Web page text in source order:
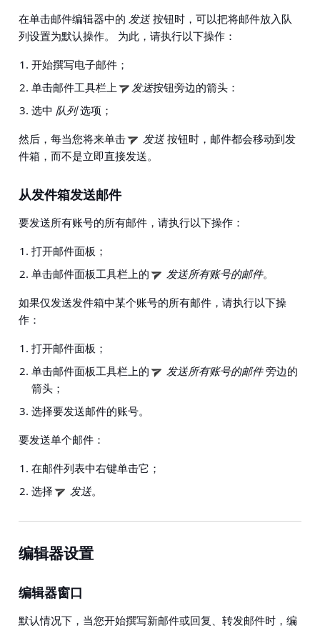
在单击邮件编辑器中的 发送 按钮时，可以把将邮件放入队
列设置为默认操作。 为此，请执行以下操作：
开始撰写电子邮件；
单击邮件工具栏上
发送按钮旁边的箭头：
选中 队列选项；
然后，每当您将来单击
发送 按钮时，邮件都会移动到发
件箱，而不是立即直接发送。
从发件箱发送邮件
要发送所有账号的所有邮件，请执行以下操作：
打开邮件面板；
单击邮件面板工具栏上的
发送所有账号的邮件。
如果仅发送发件箱中某个账号的所有邮件，请执行以下操
作：
打开邮件面板；
单击邮件面板工具栏上的
发送所有账号的邮件旁边的
箭头；
选择要发送邮件的账号。
要发送单个邮件：
在邮件列表中右键单击它；
选择
发送。
编辑器设置
编辑器窗口
默认情况下，当您开始撰写新邮件或回复、转发邮件时，编